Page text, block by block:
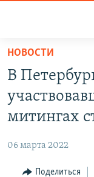
упрощенного
доступа
основному
Вернутся
ПРОГРАММЫ
ПОДКАСТЫ
МНЕНИЯ
КУЛЬТУРА
НОВОСТИ
В
митингах
06 марта 2022
Поделиться